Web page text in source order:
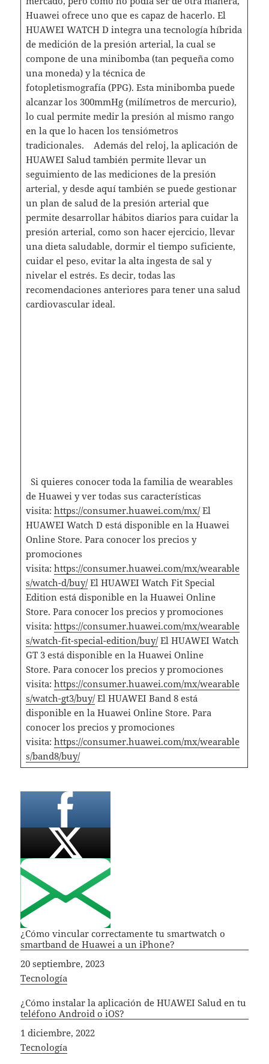
Huawei ofrece uno que es capaz de hacerlo. El
HUAWEI WATCH D integra una tecnología híbrida
de medición de la presión arterial, la cual se
compone de una minibomba (tan pequeña como
una moneda) y la técnica de
fotopletismografía (PPG). Esta minibomba puede
alcanzar los 300mmHg (milímetros de mercurio),
lo cual permite medir la presión al mismo rango
en la que lo hacen los tensiómetros
tradicionales. Además del reloj, la aplicación de
HUAWEI Salud también permite llevar un
seguimiento de las mediciones de la presión
arterial, y desde aquí también se puede gestionar
un plan de salud de la presión arterial que
permite desarrollar hábitos diarios para cuidar la
presión arterial, como son hacer ejercicio, llevar
una dieta saludable, dormir el tiempo suficiente,
cuidar el peso, evitar la alta ingesta de sal y
nivelar el estrés. Es decir, todas las
recomendaciones anteriores para tener una salud
cardiovascular ideal.
Si quieres conocer toda la familia de wearables
de Huawei y ver todas sus características
visita: https://consumer.huawei.com/mx/El
HUAWEI Watch D está disponible en la Huawei
Online Store. Para conocer los precios y
promociones
visita: https://consumer.huawei.com/mx/wearable
s/watch-d/buy/El HUAWEI Watch Fit Special
Edition está disponible en la Huawei Online
Store. Para conocer los precios y promociones
visita: https://consumer.huawei.com/mx/wearable
s/watch-fit-special-edition/buy/El HUAWEI Watch
GT 3 está disponible en la Huawei Online
Store. Para conocer los precios y promociones
visita: https://consumer.huawei.com/mx/wearable
s/watch-gt3/buy/El HUAWEI Band 8 está
disponible en la Huawei Online Store. Para
conocer los precios y promociones
visita: https://consumer.huawei.com/mx/wearable
s/band8/buy/
¿Cómo vincular correctamente tu smartwatch o
smartband de Huawei a un iPhone?
Fecha
20 septiembre, 2023
In relation to
Tecnología
¿Cómo instalar la aplicación de HUAWEI Salud en tu
teléfono Android o iOS?
Fecha
1 diciembre, 2022
In relation to
Tecnología